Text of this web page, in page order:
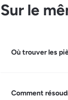
Sur le
Où trouver les
Comment